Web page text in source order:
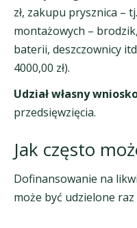
zł, zakupu prysznica –
montażowych –
baterii, deszczownicy
4000,00 zł).
Udział własny
przedsięwzięcia.
Jak często
Dofinansowanie na
może być udzielone